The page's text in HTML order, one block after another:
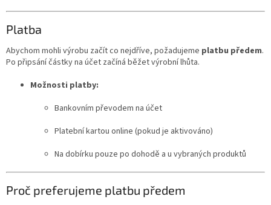
Platba
Abychom mohli výrobu začít co nejdříve, požadujeme platbu předem.
Po připsání částky na účet začíná běžet výrobní lhůta.
Možnosti platby:
Bankovním převodem na účet
Platební kartou online (pokud je aktivováno)
Na dobírku pouze po dohodě a u vybraných produktů
Proč preferujeme platbu předem